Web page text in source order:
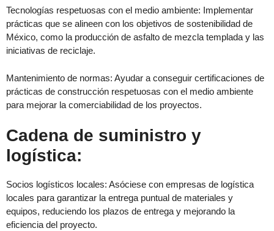
Tecnologías respetuosas con el medio ambiente: Implementar
prácticas que se alineen con los objetivos de sostenibilidad de
México, como la producción de asfalto de mezcla templada y las
iniciativas de reciclaje.
Mantenimiento de normas: Ayudar a conseguir certificaciones de
prácticas de construcción respetuosas con el medio ambiente
para mejorar la comerciabilidad de los proyectos.
Cadena de suministro y
logística:
Socios logísticos locales: Asóciese con empresas de logística
locales para garantizar la entrega puntual de materiales y
equipos, reduciendo los plazos de entrega y mejorando la
eficiencia del proyecto.